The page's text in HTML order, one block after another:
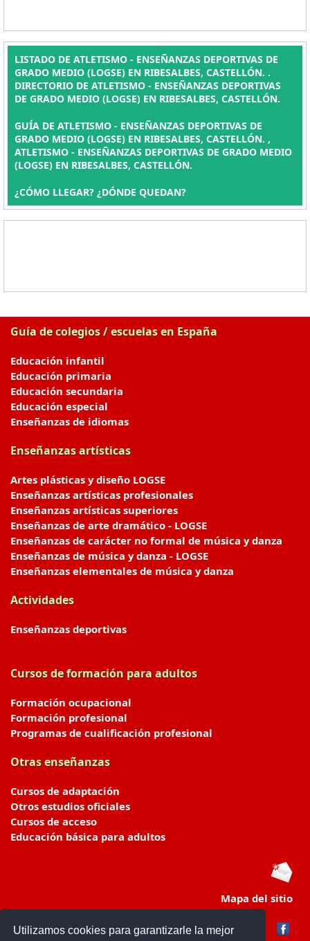
Utilizamos cookies para garantizarle la mejor
LISTADO DE ATLETISMO - ENSEÑANZAS DEPORTIVAS DE
GRADO MEDIO (LOGSE) EN RIBESALBES, CASTELLÓN. .
DIRECTORIO DE ATLETISMO - ENSEÑANZAS DEPORTIVAS
DE GRADO MEDIO (LOGSE) EN RIBESALBES, CASTELLÓN.
GUÍA DE ATLETISMO - ENSEÑANZAS DEPORTIVAS DE
GRADO MEDIO (LOGSE) EN RIBESALBES, CASTELLÓN. ,
ATLETISMO - ENSEÑANZAS DEPORTIVAS DE GRADO MEDIO
(LOGSE) EN RIBESALBES, CASTELLÓN.
¿CÓMO LLEGAR? ¿DÓNDE QUEDAN?
Guía de colegios / escuelas en España
Educación infantil
Educación primaria
Educación secundaria
Educación especial
Enseñanzas de idiomas
Enseñanzas artísticas
Artes plásticas y diseño LOGSE
Enseñanzas artísticas profesionales
Enseñanzas artísticas superiores
Enseñanzas de arte dramático - LOGSE
Enseñanzas de carácter no formal de música y danza
Enseñanzas de música y danza - LOGSE
Enseñanzas elementales de música y danza
Actividades
Enseñanzas deportivas
Cursos de formación para adultos
Formación ocupacional
Formación profesional
Programas de cualificación profesional
Otras enseñanzas
Cursos de adaptación
Otros estudios oficiales
Cursos de acceso
Educación básica para adultos
Mapa del sitio